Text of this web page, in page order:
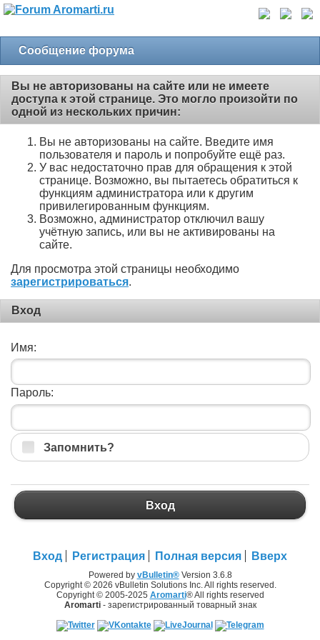
Сообщение форума
Вы не авторизованы на сайте или не имеете
доступа к этой странице. Это могло произойти по
одной из нескольких причин:
Вы не авторизованы на сайте. Введите имя
пользователя и пароль и попробуйте ещё раз.
У вас недостаточно прав для обращения к этой
странице. Возможно, вы пытаетесь обратиться к
функциям администратора или к другим
привилегированным функциям.
Возможно, администратор отключил вашу
учётную запись, или вы не активированы на
сайте.
Для просмотра этой страницы необходимо
зарегистрироваться.
Вход
Имя:
Пароль:
Запомнить?
Вход
Вход Регистрация Полная версия Вверх
Powered by vBulletin®Version 3.6.8
Copyright © 2026 vBulletin Solutions Inc. All rights reserved.
Copyright © 2005-2025 Aromarti® All rights reserved
Aromarti- зарегистрированный товарный знак